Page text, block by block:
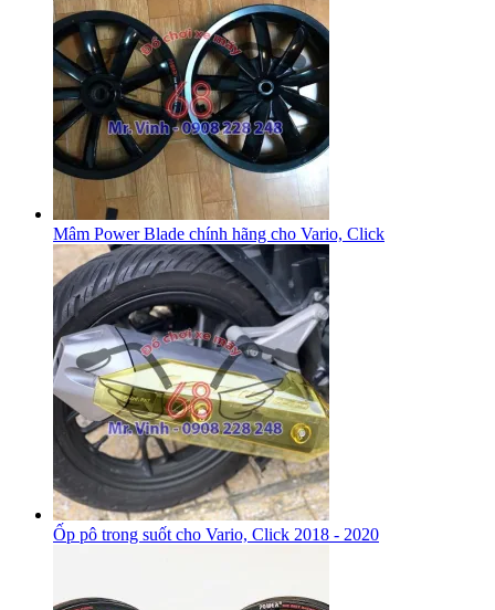
Mâm Power Blade chính hãng cho Vario, Click
Ốp pô trong suốt cho Vario, Click 2018 - 2020